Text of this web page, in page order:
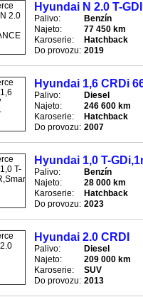
Hyundai N 2.0 T-
Palivo:
Benzín
Najeto:
77 450 km
Karoserie:
Hatchback
Do provozu: 2019
Hyundai 1,6 CRDi
Palivo:
Diesel
Najeto:
246 600 km
Karoserie:
Hatchback
Do provozu: 2007
Hyundai 1,0 T-
Palivo:
Benzín
Najeto:
28 000 km
Karoserie:
Hatchback
Do provozu: 2023
Hyundai 2.0 CRDI
Palivo:
Diesel
Najeto:
209 000 km
Karoserie:
SUV
Do provozu: 2013